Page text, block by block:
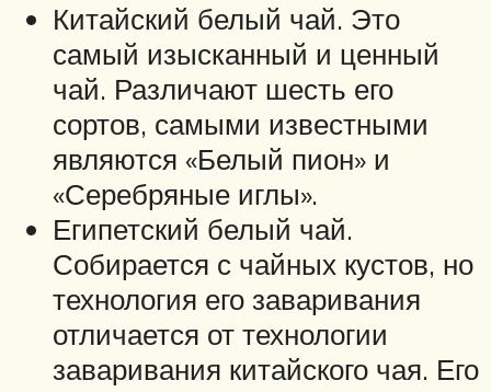
Китайский белый чай. Это
самый изысканный и ценный
чай. Различают шесть его
сортов, самыми известными
являются «Белый пион» и
«Серебряные иглы».
Египетский белый чай.
Собирается с чайных кустов, но
технология его заваривания
отличается от технологии
заваривания китайского чая. Его